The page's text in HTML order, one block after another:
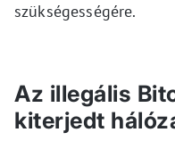
szükségességére.
Az illegális
kiterjedt